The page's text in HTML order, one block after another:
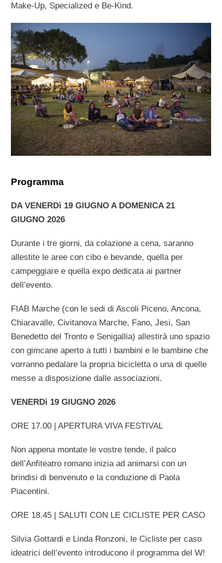
Make-Up, Specialized e Be-Kind.
Programma
DA VENERDì 19 GIUGNO A DOMENICA 21
GIUGNO 2026
Durante i tre giorni, da colazione a cena, saranno
allestite le aree con cibo e bevande, quella per
campeggiare e quella expo dedicata ai partner
dell’evento.
FIAB Marche (con le sedi di Ascoli Piceno, Ancona,
Chiaravalle, Civitanova Marche, Fano, Jesi, San
Benedetto del Tronto e Senigallia) allestirà uno spazio
con gimcane aperto a tutti i bambini e le bambine che
vorranno pedalare la propria bicicletta o una di quelle
messe a disposizione dalle associazioni.
VENERDì 19 GIUGNO 2026
ORE 17.00 | APERTURA VIVA FESTIVAL
Non appena montate le vostre tende, il palco
dell’Anfiteatro romano inizia ad animarsi con un
brindisi di benvenuto e la conduzione di Paola
Piacentini.
ORE 18.45 | SALUTI CON LE CICLISTE PER CASO
Silvia Gottardi e Linda Ronzoni, le Cicliste per caso
ideatrici dell’evento introducono il programma del W!